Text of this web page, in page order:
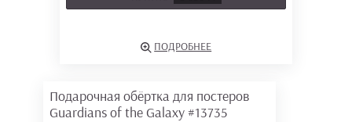
ПОДРОБНЕЕ
Подарочная обёртка для постеров
Guardians of the Galaxy #13735